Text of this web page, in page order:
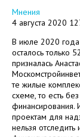
Мнения
4 августа 2020
В июле 2020 года
осталось только
призналась
те жилые
схеме, то есть
проектам для
нельзя